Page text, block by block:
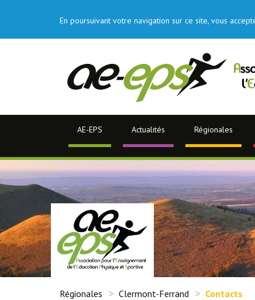
En poursuivant votre navigation sur ce site, vous
AE-EPS Actualités Régionales
Régionales Clermont-Ferrand Contacts